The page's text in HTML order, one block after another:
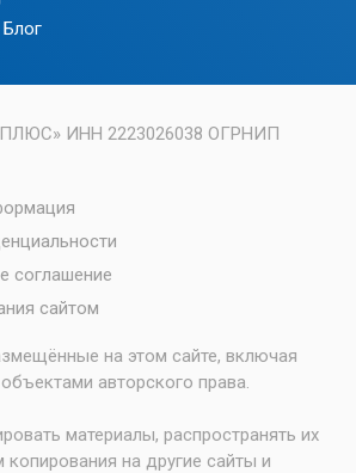
Блог
ИНН 2223026038 ОГРНИП
соглашение
сайтом
на этом сайте, включая
авторского права.
материалы, распространять их
копирования на другие сайты и